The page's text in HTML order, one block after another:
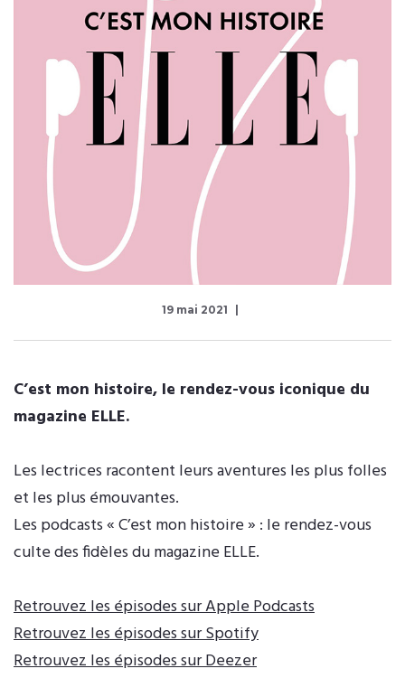
19 mai 2021
C’est mon histoire, le rendez-vous iconique du
magazine ELLE.
Les lectrices racontent leurs aventures les plus folles
et les plus émouvantes.
Les podcasts « C’est mon histoire » : le rendez-vous
culte des fidèles du magazine ELLE.
Retrouvez les épisodes sur Apple Podcasts
Retrouvez les épisodes sur Spotify
Retrouvez les épisodes sur Deezer